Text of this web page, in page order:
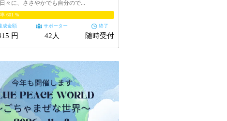
々に、ささやかでも自分ので...
601 %
成金額
円
サポーター
42人
終了
随時受付